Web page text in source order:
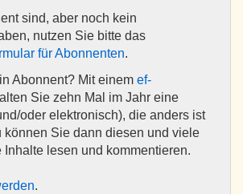
sind, aber noch kein
nutzen Sie bitte das
für Abonnenten.
Abonnent? Mit einem ef-
Sie zehn Mal im Jahr eine
oder elektronisch), die anders ist
können Sie dann diesen und viele
lesen und kommentieren.
.